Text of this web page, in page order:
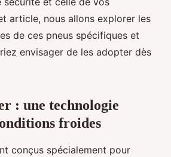
article, nous allons explorer les
de ces pneus spécifiques et
envisager de les adopter dès
: une technologie
froides
conçus spécialement pour